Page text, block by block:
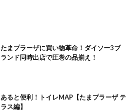
たまプラーザに買い物革命！ダイソー3ブ
ランド同時出店で圧巻の品揃え！
あると便利！トイレMAP【たまプラーザ テ
ラス編】